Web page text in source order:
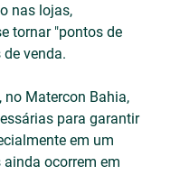
nas lojas,
tornar "pontos de
venda.
no Matercon Bahia,
para garantir
em um
ainda ocorrem em